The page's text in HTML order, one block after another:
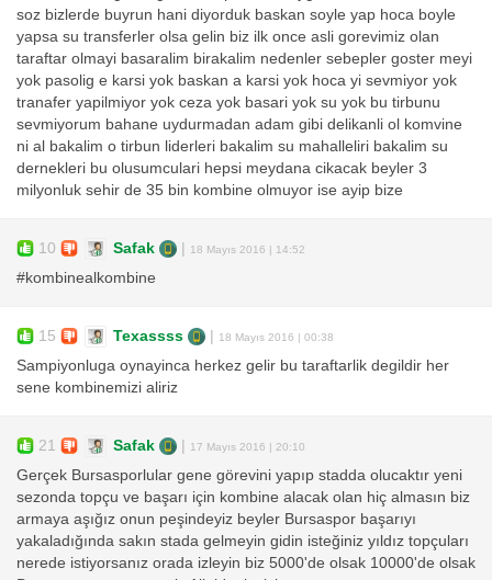
soz bizlerde buyrun hani diyorduk baskan soyle yap hoca boyle
yapsa su transferler olsa gelin biz ilk once asli gorevimiz olan
taraftar olmayi basaralim birakalim nedenler sebepler goster meyi
yok pasolig e karsi yok baskan a karsi yok hoca yi sevmiyor yok
tranafer yapilmiyor yok ceza yok basari yok su yok bu tirbunu
sevmiyorum bahane uydurmadan adam gibi delikanli ol komvine
ni al bakalim o tirbun liderleri bakalim su mahalleliri bakalim su
dernekleri bu olusumculari hepsi meydana cikacak beyler 3
milyonluk sehir de 35 bin kombine olmuyor ise ayip bize
10 Safak 18 Mayıs 2016 | 14:52
#kombinealkombine
15 Texassss 18 Mayıs 2016 | 00:38
Sampiyonluga oynayinca herkez gelir bu taraftarlik degildir her
sene kombinemizi aliriz
21 Safak 17 Mayıs 2016 | 20:10
Gerçek Bursasporlular gene görevini yapıp stadda olucaktır yeni
sezonda topçu ve başarı için kombine alacak olan hiç almasın biz
armaya aşığız onun peşindeyiz beyler Bursaspor başarıyı
yakaladığında sakın stada gelmeyin gidin isteğiniz yıldız topçuları
nerede istiyorsanız orada izleyin biz 5000'de olsak 10000'de olsak